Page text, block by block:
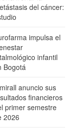
del cáncer:
impulsa el
infantil
Bogotá
anuncio sus
financieros
primer semestre
2026